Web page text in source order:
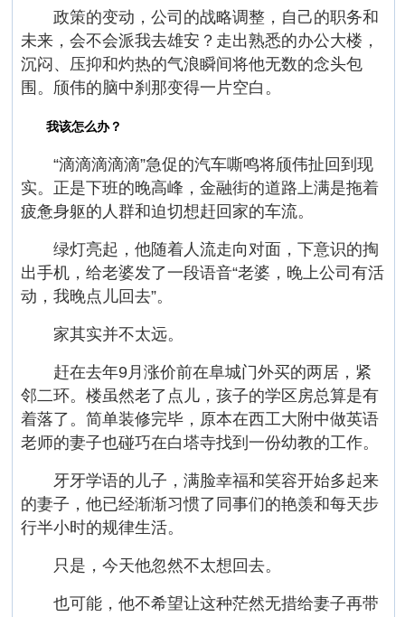
政策的变动，公司的战略调整，自己的职务和
未来，会不会派我去雄安？走出熟悉的办公大楼，
沉闷、压抑和灼热的气浪瞬间将他无数的念头包
围。颀伟的脑中刹那变得一片空白。
我该怎么办？
“滴滴滴滴滴”急促的汽车嘶鸣将颀伟扯回到现
实。正是下班的晚高峰，金融街的道路上满是拖着
疲惫身躯的人群和迫切想赶回家的车流。
绿灯亮起，他随着人流走向对面，下意识的掏
出手机，给老婆发了一段语音“老婆，晚上公司有活
动，我晚点儿回去”。
家其实并不太远。
赶在去年9月涨价前在阜城门外买的两居，紧
邻二环。楼虽然老了点儿，孩子的学区房总算是有
着落了。简单装修完毕，原本在西工大附中做英语
老师的妻子也碰巧在白塔寺找到一份幼教的工作。
牙牙学语的儿子，满脸幸福和笑容开始多起来
的妻子，他已经渐渐习惯了同事们的艳羡和每天步
行半小时的规律生活。
只是，今天他忽然不太想回去。
也可能，他不希望让这种茫然无措给妻子再带